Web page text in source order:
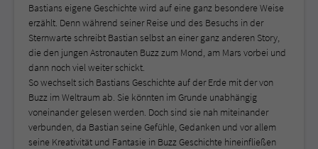
Bastians eigene Geschichte wird auf eine ganz besondere Weise
erzählt. Denn während seiner Reise und des Besuchs in der
Sternwarte schreibt Bastian selbst an einer ganz anderen Story,
die den jungen Astronauten Buzz zum Mond, am Mars vorbei und
dann noch viel weiter schickt.
So wechselt sich Bastians Geschichte auf der Erde mit der von
Buzz im Weltraum ab. Sie könnten im Grunde unabhängig
voneinander gelesen werden. Doch sind sie nah miteinander
verbunden, da Bastian seine Gefühle, Gedanken und vor allem
seine Kreativität und Fantasie in Buzz Geschichte hineinfließen